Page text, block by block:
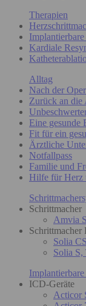
Therapien
Kardiale
Alltag
Nach der
Zurück an die
Eine gesunde
Fit für ein
Ärztliche
Notfallpass
Familie und
Hilfe für Herz
Schrittmacher
Amvia
Schrittmacher
Solia
Solia S,
ICD-Geräte
Acticor